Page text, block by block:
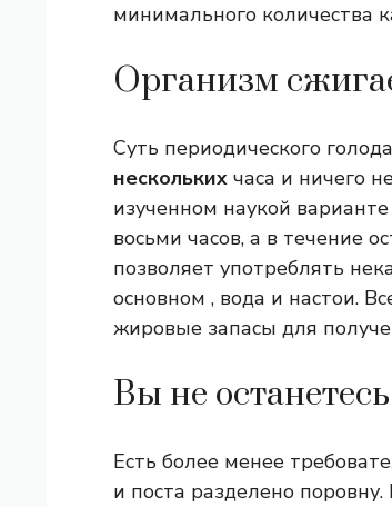
минимального количества
Организм
Суть периодического
нескольких часа и ничего
изученном наукой
восьми часов, а в течение
позволяет употреблять
основном , вода и настои.
жировые запасы для
Вы не
Есть более менее
и поста разделено